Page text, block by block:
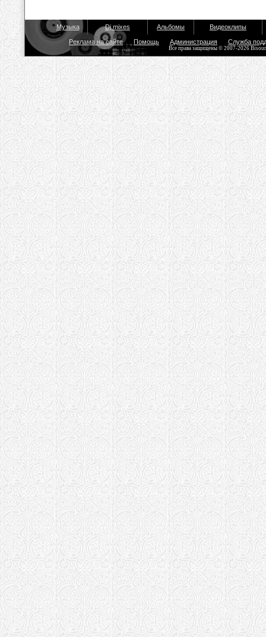
Музыка Dj mixes Альбомы Видеоклипы
Реклама на сайте Помощь Администрация Служба
Все права защищены © 2007-2026